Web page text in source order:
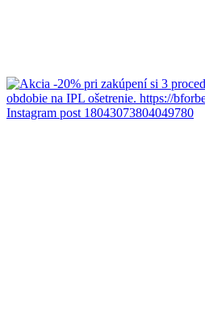
Instagram post 18043073804049780